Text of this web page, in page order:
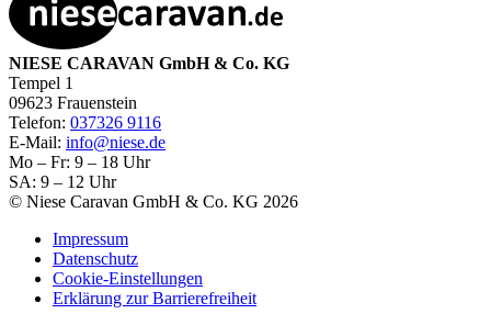
NIESE CARAVAN GmbH & Co. KG
Tempel 1
09623 Frauenstein
Telefon: 037326 9116
E-Mail: info@niese.de
Mo – Fr: 9 – 18 Uhr
SA: 9 – 12 Uhr
© Niese Caravan GmbH & Co. KG 2026
Impressum
Datenschutz
Cookie-Einstellungen
Erklärung zur Barrierefreiheit